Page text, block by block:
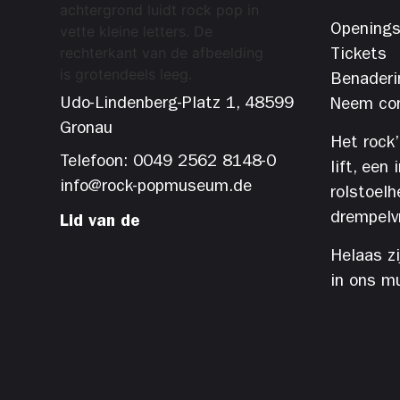
Udo-Lindenberg-Platz 1, 48599
Gronau
Telefoon: 0049 2562 8148-0
info@rock-popmuseum.de
Lid van de
Tickets
Neem
Het
lift, een
Helaas
in ons